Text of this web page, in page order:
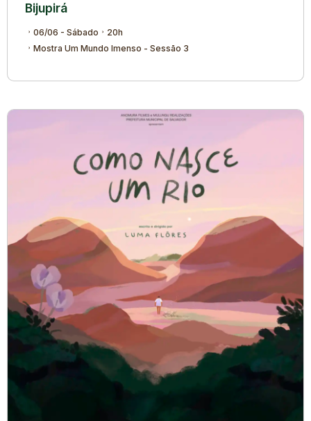
Bijupirá
06/06 - Sábado
20h
Mostra Um Mundo Imenso - Sessão 3